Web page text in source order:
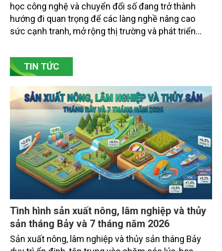
học công nghệ và chuyển đổi số đang trở thành
hướng đi quan trọng để các làng nghề nâng cao
sức cạnh tranh, mở rộng thị trường và phát triển
Bắc Ninh, nhiều nghệ nhân và cơ sở sản xuất đã
chủ động đổi mới tư duy, đầu tư công nghệ, xây
TIN TỨC
Tình hình sản xuất nông, lâm nghiệp và thủy
sản tháng Bảy và 7 tháng năm 2026
Sản xuất nông, lâm nghiệp và thủy sản tháng Bảy